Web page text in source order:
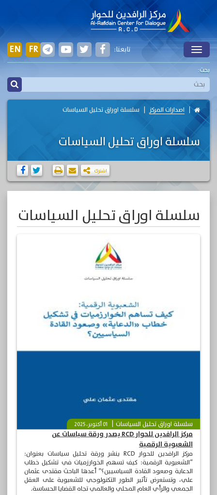
Toggle
EN FR تابعنا:
بحث:
اصدارات المركز سلسلة اوراق تحليل السياسات
سلسلة اوراق تحليل السياسات
اشترك
سلسلة اوراق تحليل السياسات
سلسلة اوراق تحليل السياسات 01 أكتوبر، 2025
مركز الرافدين للحوار RCD يصدر ورقة سياسات عن
الشعبوية الرقمية
مركز الرافدين للحوار RCD ينشر ورقة تحليل سياسات بعنوان:
“الشعبوية الرقمية: كيف تسهم الخوارزميات في تشكيل خطاب
الدعاية وصعود القادة السياسيين؟” أعدها الباحث مقتدى عثمان
علي، وتستعرض تأثير الطور التكنولوجي للشعبوية على العقل
الجمعي والرأي العام المحلي والعالمي تجاه القضايا الحساسة.